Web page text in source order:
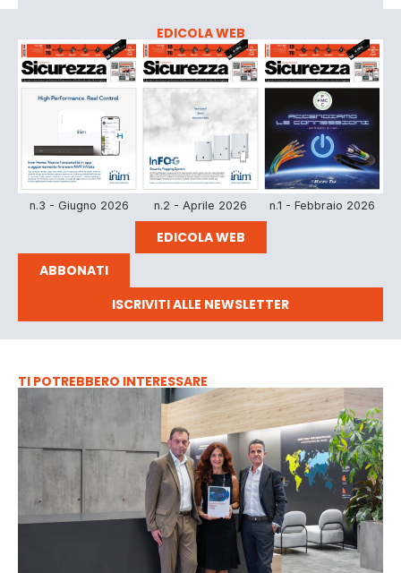
EDICOLA WEB
n.3 - Giugno 2026 n.2 - Aprile 2026 n.1 - Febbraio 2026
EDICOLA WEB
ABBONATI
ISCRIVITI ALLE NEWSLETTER
TI POTREBBERO INTERESSARE